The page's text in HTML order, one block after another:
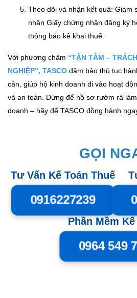
Theo dõi và nhận kết quả: Giám
nhận Giấy chứng nhận đăng ký
thông báo kê khai thuế.
Với phương châm “TẬN TÂM –
NGHIỆP”, TASCO đảm bảo thủ tục
cản, giúp hộ kinh doanh đi vào hoạt
và an toàn. Đừng để hồ sơ rườm rà
doanh – hãy để TASCO đồng hành
GỌI
Tư Vấn Kế Toán Thuế
0916227239
Phần Mềm Kế
0964 549